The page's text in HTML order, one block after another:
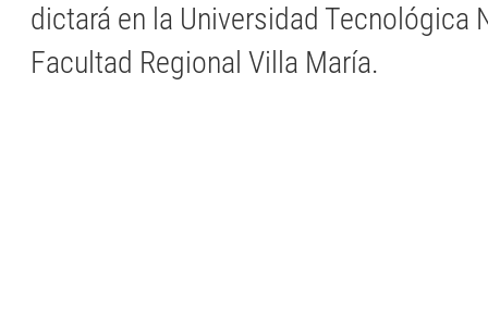
dictará en la Universidad Tecnológica
Facultad Regional Villa María.